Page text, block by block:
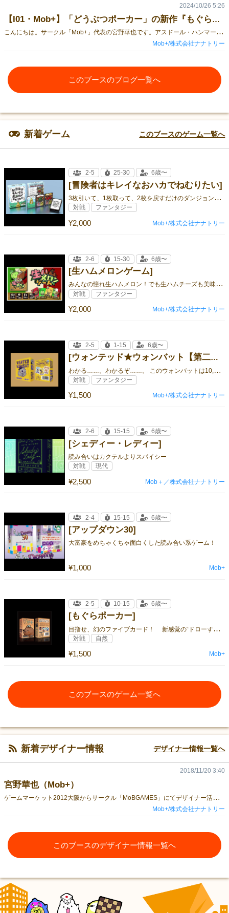
【I01・Mob+】「どうぶつポーカー」の新作『もぐらポーカー』と『ナナクリスマス』を販売します！【GM2024秋出展情報】
こ
んにちは。サークル「Mob+」代表の宮野華也です。アスドール・ハンマー！！ 日頃より弊サークルのゲームをご愛顧いただき、誠にありがとうございます。 ゲームマーケット2023秋は土曜日のI01（アイオイ）にて出展いたします。 今回は新作シリーズ「どうぶつポーカー」の新作を発売いたします！ 『もぐらポーカー』です。GM特価1,500円。 続きまして、待望の再販！ 『ナナクリスマス』を販売します。GM特価1,500円。 ゲームマーケット取り置き予約は下記のURLで受け付け中です。 https://forms.gle/tXVYwckkLyYH1a37A 他にもMob＋のゲームが盛りだくさん！ カードを回してぐるぐるニャーン！ 役アガリを目指すカードゲーム。 『ねこポーカー』GM特価1,500円です。 好きなワンコを集めて得点勝負！ 悩ましいドラフトゲーム。 『いぬポーカー』GM特価1,500円です。 カードたった30枚のドラマチック！ 誰でも遊べるカードゲーム 『ウォンテッド★ウォンバット』GM特価1,000円です。 販売数一万部突破！ ロングセラー定番ゲーム 『ナナカードゲーム第３版』GM特価1,500円です。 リヨ氏描き下ろしキャラ多数！ ドタバタファンタジーカードゲーム 『もしも勇者がいるのなら２版』GM特価2,500円です。 よろしくお願いいたします。 モブプラス♪
2024/10/26 5:26
Mob+/株式会社ナナトリー
このブースのブログ一覧へ
新着ゲーム このブースのゲーム一覧へ
[冒険者はキレイなおハカでねむりたい]
3
枚引いて、1枚取って、2枚を戻すだけのダンジョン生き残りバトル！
¥2,000
2-5 25-30 6歳〜
対戦 ファンタジー
Mob+/株式会社ナナトリー
[生ハムメロンゲーム]
み
んなの憧れ生ハムメロン！でも生ハムチーズも美味しいよ！
¥2,000
2-6 15-30 6歳〜
対戦 ファンタジー
Mob+/株式会社ナナトリー
[ウォンテッド★ウォンバット【第二版】]
わ
かる……。わかるぞ……。 このウォンバットは10,000だ！！
¥1,500
2-5 1-15 6歳〜
対戦 ファンタジー
Mob+/株式会社ナナトリー
[シェディー・レディー]
読み合いはカクテルよりスパイシー
¥2,500
2-6 15-15 6歳〜
対戦 現代
Mob＋／株式会社ナナトリー
[アップダウン30]
大富豪をめちゃくちゃ面白くした読み合い系ゲーム！
¥1,000
2-4 15-15 6歳〜
Mob+
[もぐらポーカー]
目
指せ、幻のファイブカード！ 新感覚の“ドローする”ポーカー
¥1,500
2-5 10-15 6歳〜
対戦 自然
Mob+
このブースのゲーム一覧へ
新着デザイナー情報 デザイナー情報一覧へ
宮野華也（Mob+）
ゲ
ームマーケット2012大阪からサークル「MoBGAMES」にてデザイナー活動を開始。 4年のあいだ同人ゲームデザイナーとして活動を続ける。 2015年夏に開催された「グループSNE」主催の 「ボード／カードゲームコンテスト！」にて最優秀作品賞を受賞。 受賞作品「ギャンブラーギャンブル！」は 2016年にグループＳＮＥ/cosaicから発売され、以降も売り上げを伸ばし続けている。 その後は同人活動を休止して、商業ゲームデザイナーとして活動を行う。 その間、下記の三作を手がけた。 ・ゾンビタワー３D（グループSNE/cosaic） ・サクラダリセットカードゲーム（グループSNE/cosaic） ・カルガモ★マーチ（ワンドロー） そして……、 2017年秋のゲームマーケットにて新ゲームブランド「MoB+」を発表。 ブランド新作第１弾「闇鍋奉行 どうぞ召し上がれ……」を ゲームマーケット2018秋に販売。 第２作目「珍語辞典＜第一版＞」をゲームマーケット2019大阪にて販売。 同時に商業ゲームデザイナーの活動としてcosaicより発売された「なつめも」のデザインを手がける。 同作は中国語と韓国語で発売され、中国では賞を授与されている。 MoB+の第３作目となる「ウケセメっ！〜そのウケをセメるのはオレだッ〜」では発売前にクラウドファンディングを実施。 ゴール目標額である「２０万円」の支援を見事に達成し、ゲームマーケット２０１９秋にて発売する。 彼はこう語る。 ゲームなんて作ろうと思えば誰にだって作れます。 スタートとゴールさえあれば、それはすごろくになります。 ３すくみで勝ち負けの判定があれば、それはじゃんけんになります。 ゲームを作るなんて、誰にだってできるんです。偉くもなんともありません。 でも、そんな事に命をかけて取り組むヤツがいたら、面白くありませんか？ ゲームなんて人生にとって必須ではないものを、ひたすら真剣に作るんです。 そいつの行く先をちょっと見てみたいと思いませんか？ 僕は、そんなヤツになりたいのです。 みんなの「面白い」になりたいのです。 という文章を載せていたことをすっかり忘れていて、発見したのが2021年の秋でした。 めちゃくちゃ恥ずかしいやつだなぁと思いましたが、あえて消さないでおきます。
2018/11/20 3:40
Mob+/株式会社ナナトリー
このブースのデザイナー情報一覧へ